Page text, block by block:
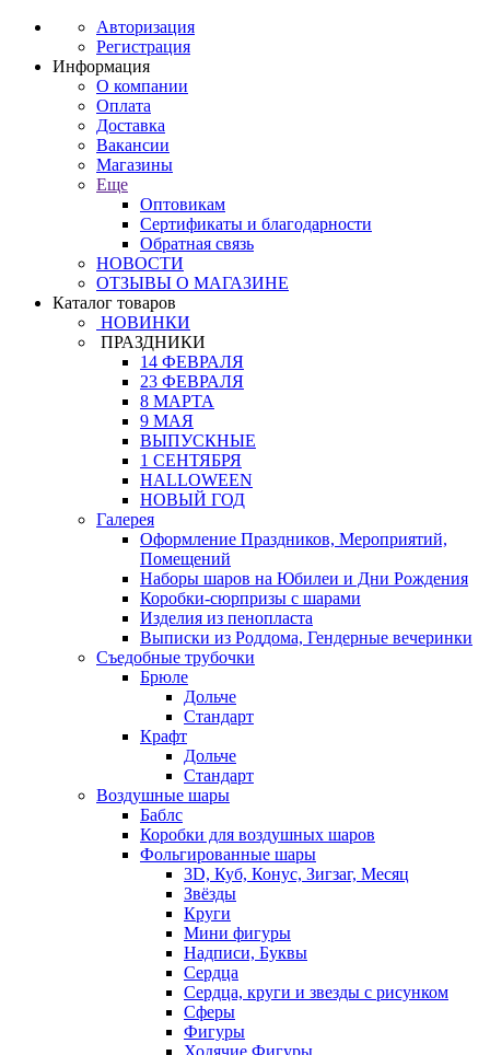
Авторизация
Регистрация
Информация
О компании
Оплата
Доставка
Вакансии
Магазины
Еще
Оптовикам
Сертификаты и благодарности
Обратная связь
НОВОСТИ
ОТЗЫВЫ О МАГАЗИНЕ
Каталог товаров
НОВИНКИ
ПРАЗДНИКИ
14 ФЕВРАЛЯ
23 ФЕВРАЛЯ
8 МАРТА
9 МАЯ
ВЫПУСКНЫЕ
1 СЕНТЯБРЯ
HALLOWEEN
НОВЫЙ ГОД
Галерея
Оформление Праздников, Мероприятий,
Помещений
Наборы шаров на Юбилеи и Дни Рождения
Коробки-сюрпризы с шарами
Изделия из пенопласта
Выписки из Роддома, Гендерные вечеринки
Съедобные трубочки
Брюле
Дольче
Стандарт
Крафт
Дольче
Стандарт
Воздушные шары
Баблс
Коробки для воздушных шаров
Фольгированные шары
3D, Куб, Конус, Зигзаг, Месяц
Звёзды
Круги
Мини фигуры
Надписи, Буквы
Сердца
Сердца, круги и звезды с рисунком
Сферы
Фигуры
Ходячие Фигуры